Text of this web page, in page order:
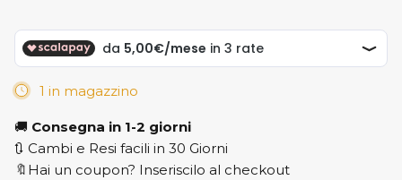
1 in magazzino
🚚 Consegna in 1-2 giorni
🔃 Cambi e Resi facili in 30 Giorni
🔖Hai un coupon? Inseriscilo al checkout